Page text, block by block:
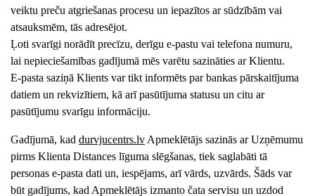
veiktu preču atgriešanas procesu un iepazītos ar sūdzībām vai
atsauksmēm, tās adresējot.
Ļoti svarīgi norādīt precīzu, derīgu e-pastu vai telefona numuru,
lai nepieciešamības gadījumā mēs varētu sazināties ar Klientu.
E-pasta saziņā Klients var tikt informēts par bankas pārskaitījuma
datiem un rekvizītiem, kā arī pasūtījuma statusu un citu ar
pasūtījumu svarīgu informāciju.
Gadījumā, kad durvjucentrs.lv Apmeklētājs sazinās ar Uzņēmumu
pirms Klienta Distances līguma slēgšanas, tiek saglabāti tā
personas e-pasta dati un, iespējams, arī vārds, uzvārds. Šāds var
būt gadījums, kad Apmeklētājs izmanto čata servisu un uzdod